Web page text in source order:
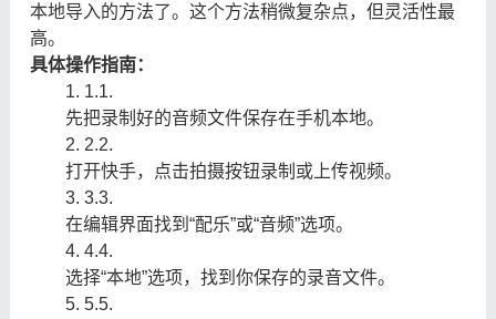
本地导入的方法了。这个方法稍微复杂点，但灵活性最
高。
具体操作指南：
1.1.
先把录制好的音频文件保存在手机本地。
2.2.
打开快手，点击拍摄按钮录制或上传视频。
3.3.
在编辑界面找到“配乐”或“音频”选项。
4.4.
选择“本地”选项，找到你保存的录音文件。
5.5.